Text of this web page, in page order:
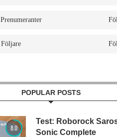
Prenumeranter
Följare
POPULAR POSTS
8.0
Test: Roborock
Sonic Complete